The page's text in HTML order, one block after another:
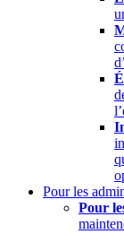
Pour les
Pour